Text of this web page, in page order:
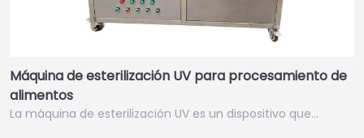
Máquina de esterilización UV para procesamiento de
alimentos
La máquina de esterilización UV es un dispositivo que…